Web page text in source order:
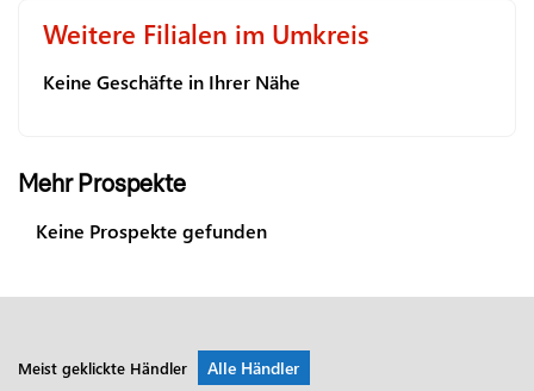
Weitere Filialen im Umkreis
Keine Geschäfte in Ihrer Nähe
Mehr Prospekte
Keine Prospekte gefunden
Meist geklickte Händler Alle Händler